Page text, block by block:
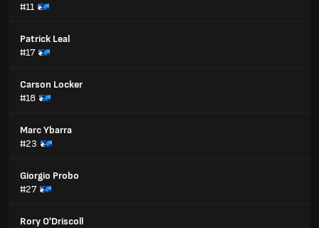
#11
Patrick Leal
#17
Carson Locker
#18
Marc Ybarra
#23
Giorgio Probo
#27
Rory O'Driscoll